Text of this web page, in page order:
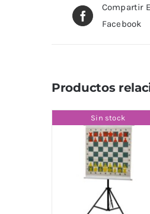
Compartir
Facebook
Productos
Sin stock